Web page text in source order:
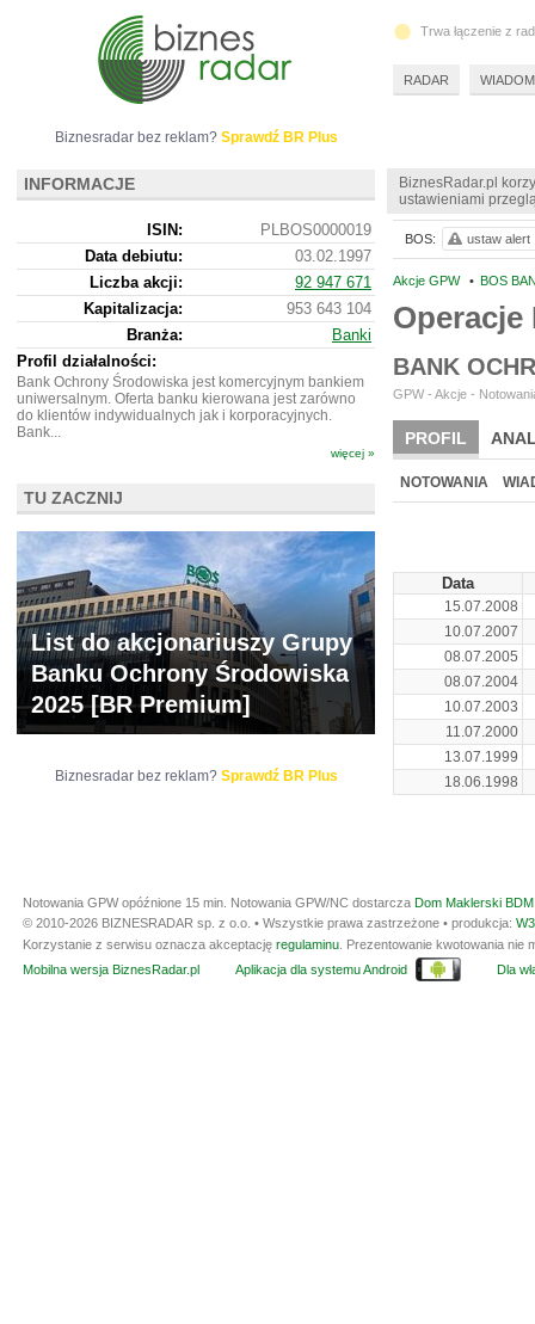
BiznesRadar.pl
ustawieniami
Akcje GPW • BOS
BANK
GPW - Akcje -
PROFIL
WYCENA BR
NOTOWANIA
Data
15.07.2008
10.07.2007
08.07.2005
08.07.2004
10.07.2003
11.07.2000
13.07.1999
18.06.1998
BOS: ustaw alert
Biznesradar bez reklam? Sprawdź BR Plus
INFORMACJE
ISIN:
PLBOS0000019
Data debiutu:
03.02.1997
Liczba akcji:
92 947 671
Kapitalizacja:
953 643 104
Branża:
Banki
Profil działalności:
Bank Ochrony Środowiska jest komercyjnym bankiem
uniwersalnym. Oferta banku kierowana jest zarówno
do klientów indywidualnych jak i korporacyjnych.
Bank...
więcej »
TU ZACZNIJ
List do akcjonariuszy Grupy
Banku Ochrony Środowiska
2025 [BR Premium]
Biznesradar bez reklam? Sprawdź BR Plus
Trwa łączenie z
RADAR
Notowania GPW opóźnione 15 min. Notowania GPW/NC dostarcza Dom Maklerski
© 2010-2026 BIZNESRADAR sp. z o.o. • Wszystkie prawa zastrzeżone • produkcja:
Korzystanie z serwisu oznacza akceptację regulaminu . Prezentowanie kwotowania
Mobilna wersja BiznesRadar.pl
Aplikacja dla systemu Android Dla